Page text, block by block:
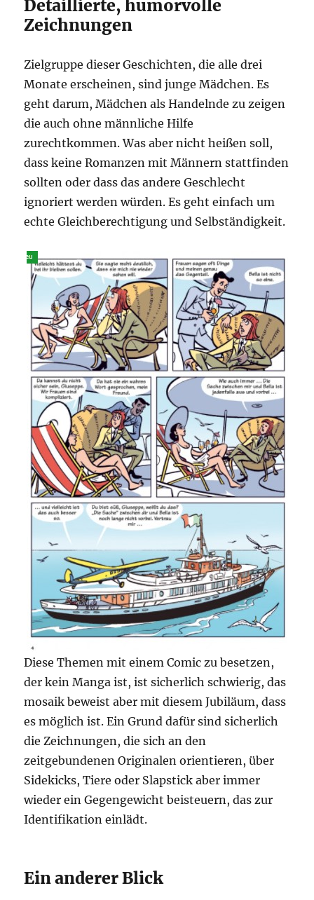
Detaillierte, humorvolle
Zeichnungen
Zielgruppe dieser Geschichten, die alle drei
Monate erscheinen, sind junge Mädchen. Es
geht darum, Mädchen als Handelnde zu zeigen
die auch ohne männliche Hilfe
zurechtkommen. Was aber nicht heißen soll,
dass keine Romanzen mit Männern stattfinden
sollten oder dass das andere Geschlecht
ignoriert werden würden. Es geht einfach um
echte Gleichberechtigung und Selbständigkeit.
Diese Themen mit einem Comic zu besetzen,
der kein Manga ist, ist sicherlich schwierig, das
mosaik beweist aber mit diesem Jubiläum, dass
es möglich ist. Ein Grund dafür sind sicherlich
die Zeichnungen, die sich an den
zeitgebundenen Originalen orientieren, über
Sidekicks, Tiere oder Slapstick aber immer
wieder ein Gegengewicht beisteuern, das zur
Identifikation einlädt.
Ein anderer Blick